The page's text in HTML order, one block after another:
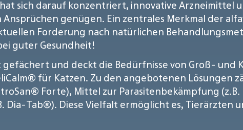
sich darauf konzentriert, innovative
genügen. Ein zentrales Merkmal der
Forderung nach natürlichen
guter Gesundheit!
und deckt die Bedürfnisse von Groß- und
für Katzen. Zu den angebotenen Lösungen
Forte), Mittel zur Parasitenbekämpfung
Dia-Tab®). Diese Vielfalt ermöglicht es, Tierärzten